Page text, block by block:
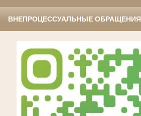
ВНЕПРОЦЕССУАЛЬНЫЕ ОБРАЩЕНИЯ